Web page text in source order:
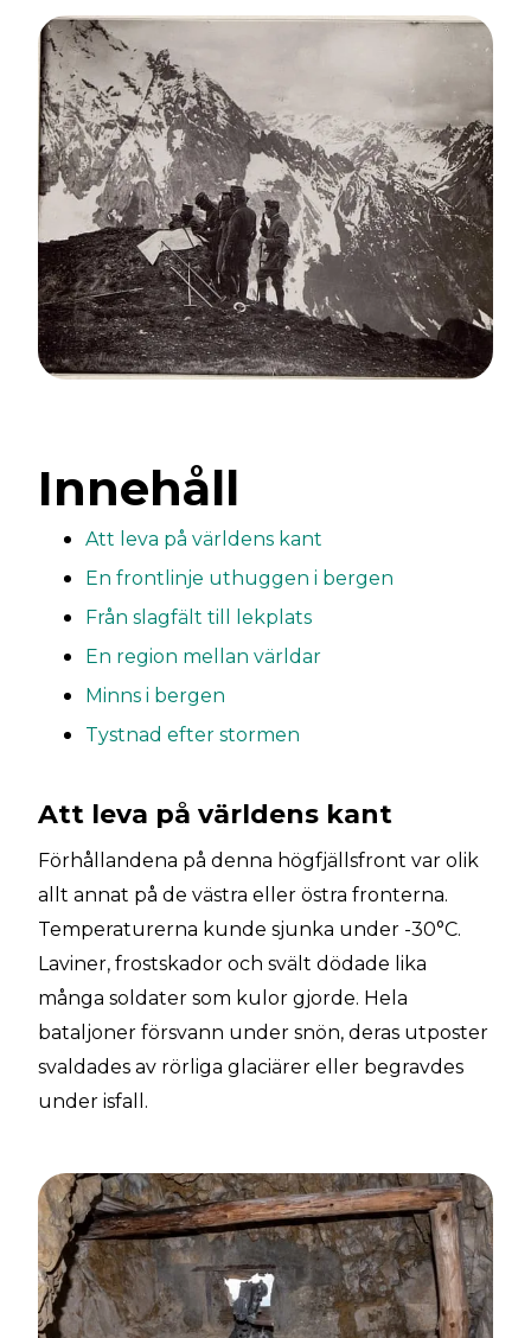
Innehåll
Att leva på världens kant
En frontlinje uthuggen i bergen
Från slagfält till lekplats
En region mellan världar
Minns i bergen
Tystnad efter stormen
Att leva på världens kant
Förhållandena på denna högfjällsfront var olik
allt annat på de västra eller östra fronterna.
Temperaturerna kunde sjunka under -30°C.
Laviner, frostskador och svält dödade lika
många soldater som kulor gjorde. Hela
bataljoner försvann under snön, deras utposter
svaldades av rörliga glaciärer eller begravdes
under isfall.